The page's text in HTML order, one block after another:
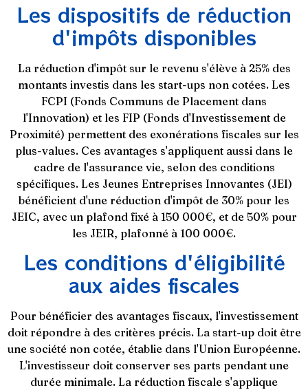
Les dispositifs de réduction
d'impôts disponibles
La réduction d'impôt sur le revenu s'élève à 25% des
montants investis dans les start-ups non cotées. Les
FCPI (Fonds Communs de Placement dans
l'Innovation) et les FIP (Fonds d'Investissement de
Proximité) permettent des exonérations fiscales sur les
plus-values. Ces avantages s'appliquent aussi dans le
cadre de l'assurance vie, selon des conditions
spécifiques. Les Jeunes Entreprises Innovantes (JEI)
bénéficient d'une réduction d'impôt de 30% pour les
JEIC, avec un plafond fixé à 150 000€, et de 50% pour
les JEIR, plafonné à 100 000€.
Les conditions d'éligibilité
aux aides fiscales
Pour bénéficier des avantages fiscaux, l'investissement
doit répondre à des critères précis. La start-up doit être
une société non cotée, établie dans l'Union Européenne.
L'investisseur doit conserver ses parts pendant une
durée minimale. La réduction fiscale s'applique